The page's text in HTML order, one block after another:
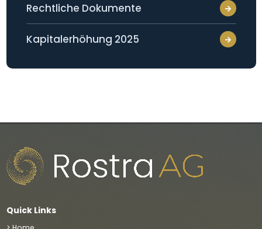
Rechtliche Dokumente
Kapitalerhöhung 2025
Quick Links